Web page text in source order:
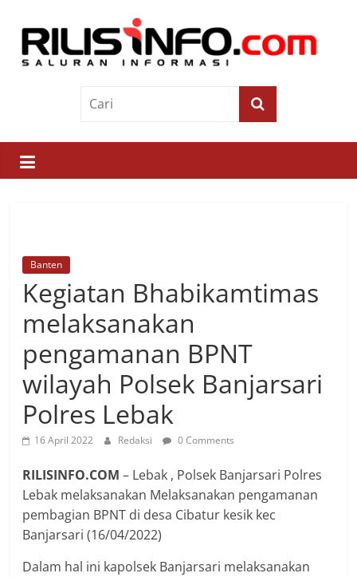
contentRilis
Saluran
Informasi
Banten
Kegiatan Bhabikamtimas
melaksanakan
pengamanan BPNT
wilayah Polsek Banjarsari
Polres Lebak
16 April 2022 Redaksi 0 Comments
RILISINFO.COM – Lebak , Polsek Banjarsari Polres
Lebak melaksanakan Melaksanakan pengamanan
pembagian BPNT di desa Cibatur kesik kec
Banjarsari (16/04/2022)
Dalam hal ini kapolsek Banjarsari melaksanakan